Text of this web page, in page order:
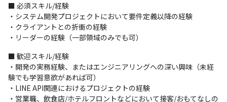
た潜在課題の把握と、次期フェーズへの改善提案を行います。
⑤事務作業
契約書類の段取りやプロジェクト運用周りの実務を行います。
■本ポジションの魅力
①ハイスキルPMへキャリアチェンジ
外資コンサルファーム出身の経験豊富なPMのもとで、ハイレベル
なPMスキルを習得可能です。開発未経験でも技術面は最先端AIを
活用するため、PMの本質的な役割に集中しながら市場価値の高い
■ 必須スキル/経験
・システム開発プロジェクトにおいて要件定義以降の経験
・クライアントとの折衝の経験
・リーダーの経験（一部領域のみでも可）
■ 歓迎スキル/経験
・開発の実務経験、またはエンジニアリングへの深い興味（未経
験でも学習意欲があれば可）
・LINE API関連におけるプロジェクトの経験
・営業職、飲食店/ホテルフロントなどにおいて接客/おもてなしの